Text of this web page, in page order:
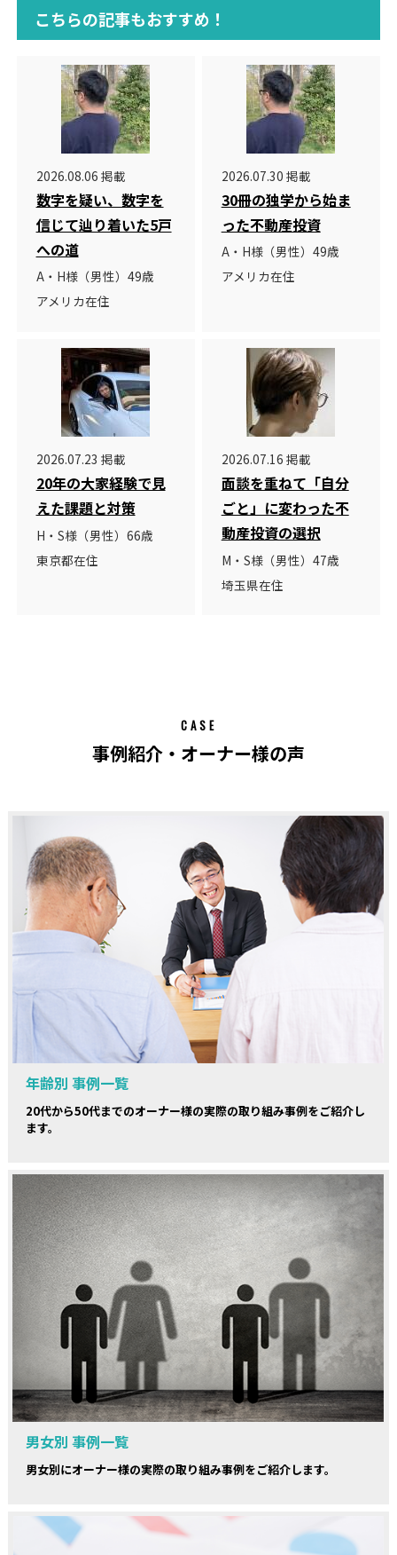
こちらの記事もおすすめ！
2026.08.06 掲載
数字を疑い、数字を
信じて辿り着いた5戸
への道
A・H様（男性）49歳
アメリカ在住
2026.07.30 掲載
30冊の独学から始ま
った不動産投資
A・H様（男性）49歳
アメリカ在住
2026.07.23 掲載
20年の大家経験で見
えた課題と対策
H・S様（男性）66歳
東京都在住
2026.07.16 掲載
面談を重ねて「自分
ごと」に変わった不
動産投資の選択
M・S様（男性）47歳
埼玉県在住
CASE
事例紹介・オーナー様の声
年齢別 事例一覧
20代から50代までのオーナー様の実際の取り組み事例をご紹介し
ます。
男女別 事例一覧
男女別にオーナー様の実際の取り組み事例をご紹介します。